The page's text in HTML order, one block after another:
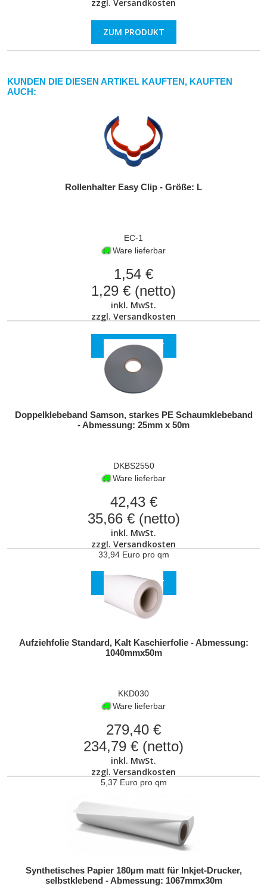
zzgl. Versandkosten
ZUM PRODUKT
KUNDEN DIE DIESEN ARTIKEL KAUFTEN, KAUFTEN
AUCH:
Rollenhalter Easy Clip - Größe: L
EC-1
Ware lieferbar
1,54 €
1,29 € (netto)
inkl. MwSt.
zzgl. Versandkosten
ZUM PRODUKT
Doppelklebeband Samson, starkes PE Schaumklebeband
- Abmessung: 25mm x 50m
DKBS2550
Ware lieferbar
42,43 €
35,66 € (netto)
inkl. MwSt.
zzgl. Versandkosten
33,94 Euro pro qm
ZUM PRODUKT
Aufziehfolie Standard, Kalt Kaschierfolie - Abmessung:
1040mmx50m
KKD030
Ware lieferbar
279,40 €
234,79 € (netto)
inkl. MwSt.
zzgl. Versandkosten
5,37 Euro pro qm
Synthetisches Papier 180µm matt für Inkjet-Drucker,
selbstklebend - Abmessung: 1067mmx30m